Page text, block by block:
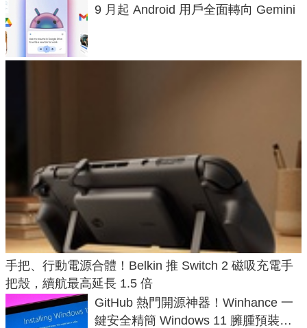
9 月起 Android 用戶全面轉向 Gemini
手把、行動電源合體！Belkin 推 Switch 2 磁吸充電手
把殼，續航最高延長 1.5 倍
GitHub 熱門開源神器！Winhance 一
鍵安全精簡 Windows 11 臃腫預裝軟